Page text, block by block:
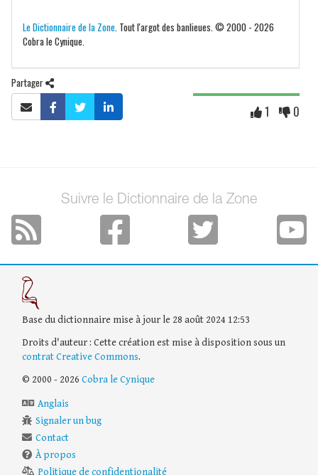
Le Dictionnaire de la Zone . Tout l'argot des banlieues. © 2000 - 2026
Cobra le Cynique.
Partager
1 0
Suivre le Dictionnaire de la Zone
Base du dictionnaire mise à jour le 28 août 2024 12:53
Droits d'auteur : Cette création est mise à disposition sous un
contrat Creative Commons.
© 2000 - 2026 Cobra le Cynique
Anglais
Signaler un bug
Contact
À propos
Politique de confidentionalité